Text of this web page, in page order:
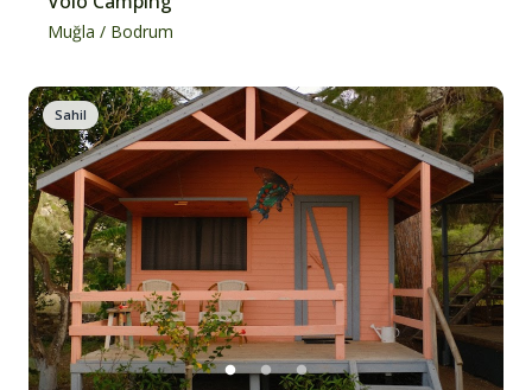
Muğla / Bodrum
Sahil